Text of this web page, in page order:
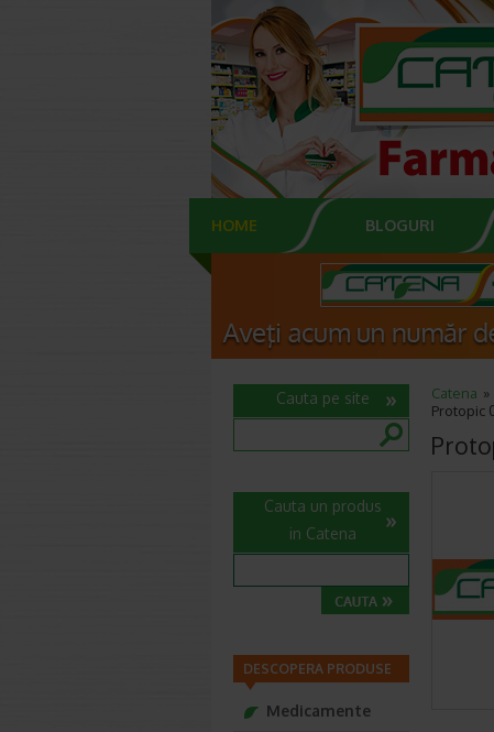
HOME BLOGURI
Catena
Protopic
Cauta pe site
Cauta un produs
in Catena
DESCOPERA PRODUSE
Medicamente